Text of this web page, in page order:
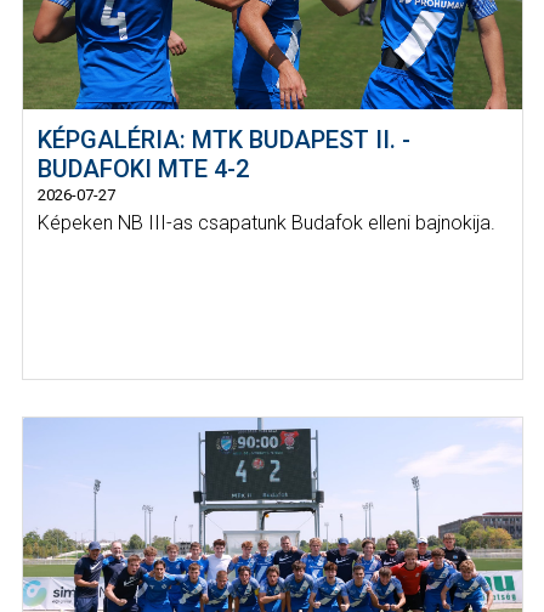
KÉPGALÉRIA: MTK BUDAPEST II. -
BUDAFOKI MTE 4-2
2026-07-27
Képeken NB III-as csapatunk Budafok elleni bajnokija.